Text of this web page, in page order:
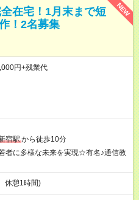
NEW
在宅！1月末まで短
！2名募集
円+残業代
宿駅から徒歩10分
者に多様な未来を実現☆有名♪通信教
休憩1時間)